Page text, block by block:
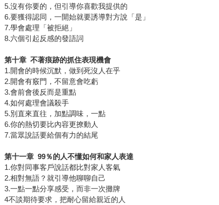
5.沒有你要的，但引導你喜歡我提供的
6.要獲得認同，一開始就要誘導對方說「是」
7.學會處理「被拒絕」
8.六個引起反感的發語詞
第十章 不著痕跡的抓住表現機會
1.開會的時候沉默，做到死沒人在乎
2.開會有竅門，不留意會吃虧
3.會前會後反而是重點
4.如何處理會議殺手
5.別直來直往，加點調味，一點
6.你的熱切要比內容更撩動人
7.當眾說話要給個有力的結尾
第十一章99％的人不懂如何和家人表達
1.你對同事客戶說話都比對家人客氣
2.相對無語？就引導他聊聊自己
3.一點一點分享感受，而非一次攤牌
4不談期待要求，把耐心留給親近的人